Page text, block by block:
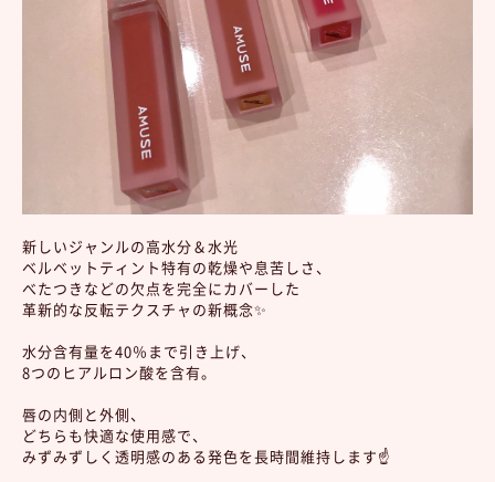
新しいジャンルの高水分＆水光
ベルベットティント特有の乾燥や息苦しさ、
べたつきなどの欠点を完全にカバーした
革新的な反転テクスチャの新概念✨
水分含有量を40％まで引き上げ、
8つのヒアルロン酸を含有。
唇の内側と外側、
どちらも快適な使用感で、
みずみずしく透明感のある発色を長時間維持します☝️